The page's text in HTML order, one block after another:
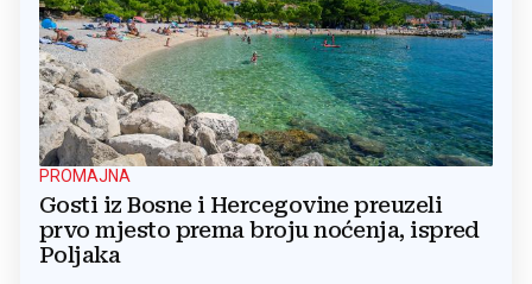
PROMAJNA
Gosti iz Bosne i Hercegovine preuzeli
prvo mjesto prema broju noćenja, ispred
Poljaka